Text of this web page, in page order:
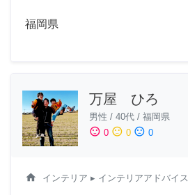
福岡県
万屋 ひろ
男性 / 40代 / 福岡県
sentiment_satisfied 0 sentiment_neutral 0 sentiment_dissatisfied 0
home インテリア ▸ インテリアアドバイス